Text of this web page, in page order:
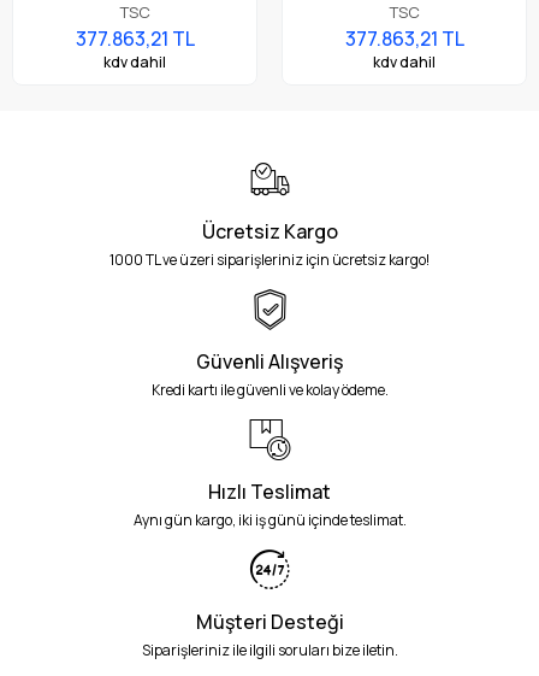
TSC
377.863,21 TL
kdv dahil
TSC
377.863,21 TL
kdv dahil
Ücretsiz Kargo
1000 TL ve üzeri siparişleriniz için ücretsiz kargo!
Güvenli Alışveriş
Kredi kartı ile güvenli ve kolay ödeme.
Hızlı Teslimat
Aynı gün kargo, iki iş günü içinde teslimat.
Müşteri Desteği
Siparişleriniz ile ilgili soruları bize iletin.